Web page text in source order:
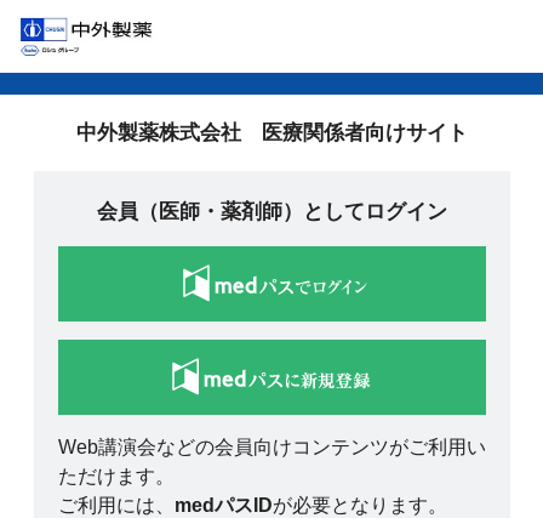
中外製薬株式会社 医療関係者向けサイト
会員（医師・薬剤師）としてログイン
Web講演会などの会員向けコンテンツがご利用い
ただけます。
ご利用には、 medパスIDが必要となります。